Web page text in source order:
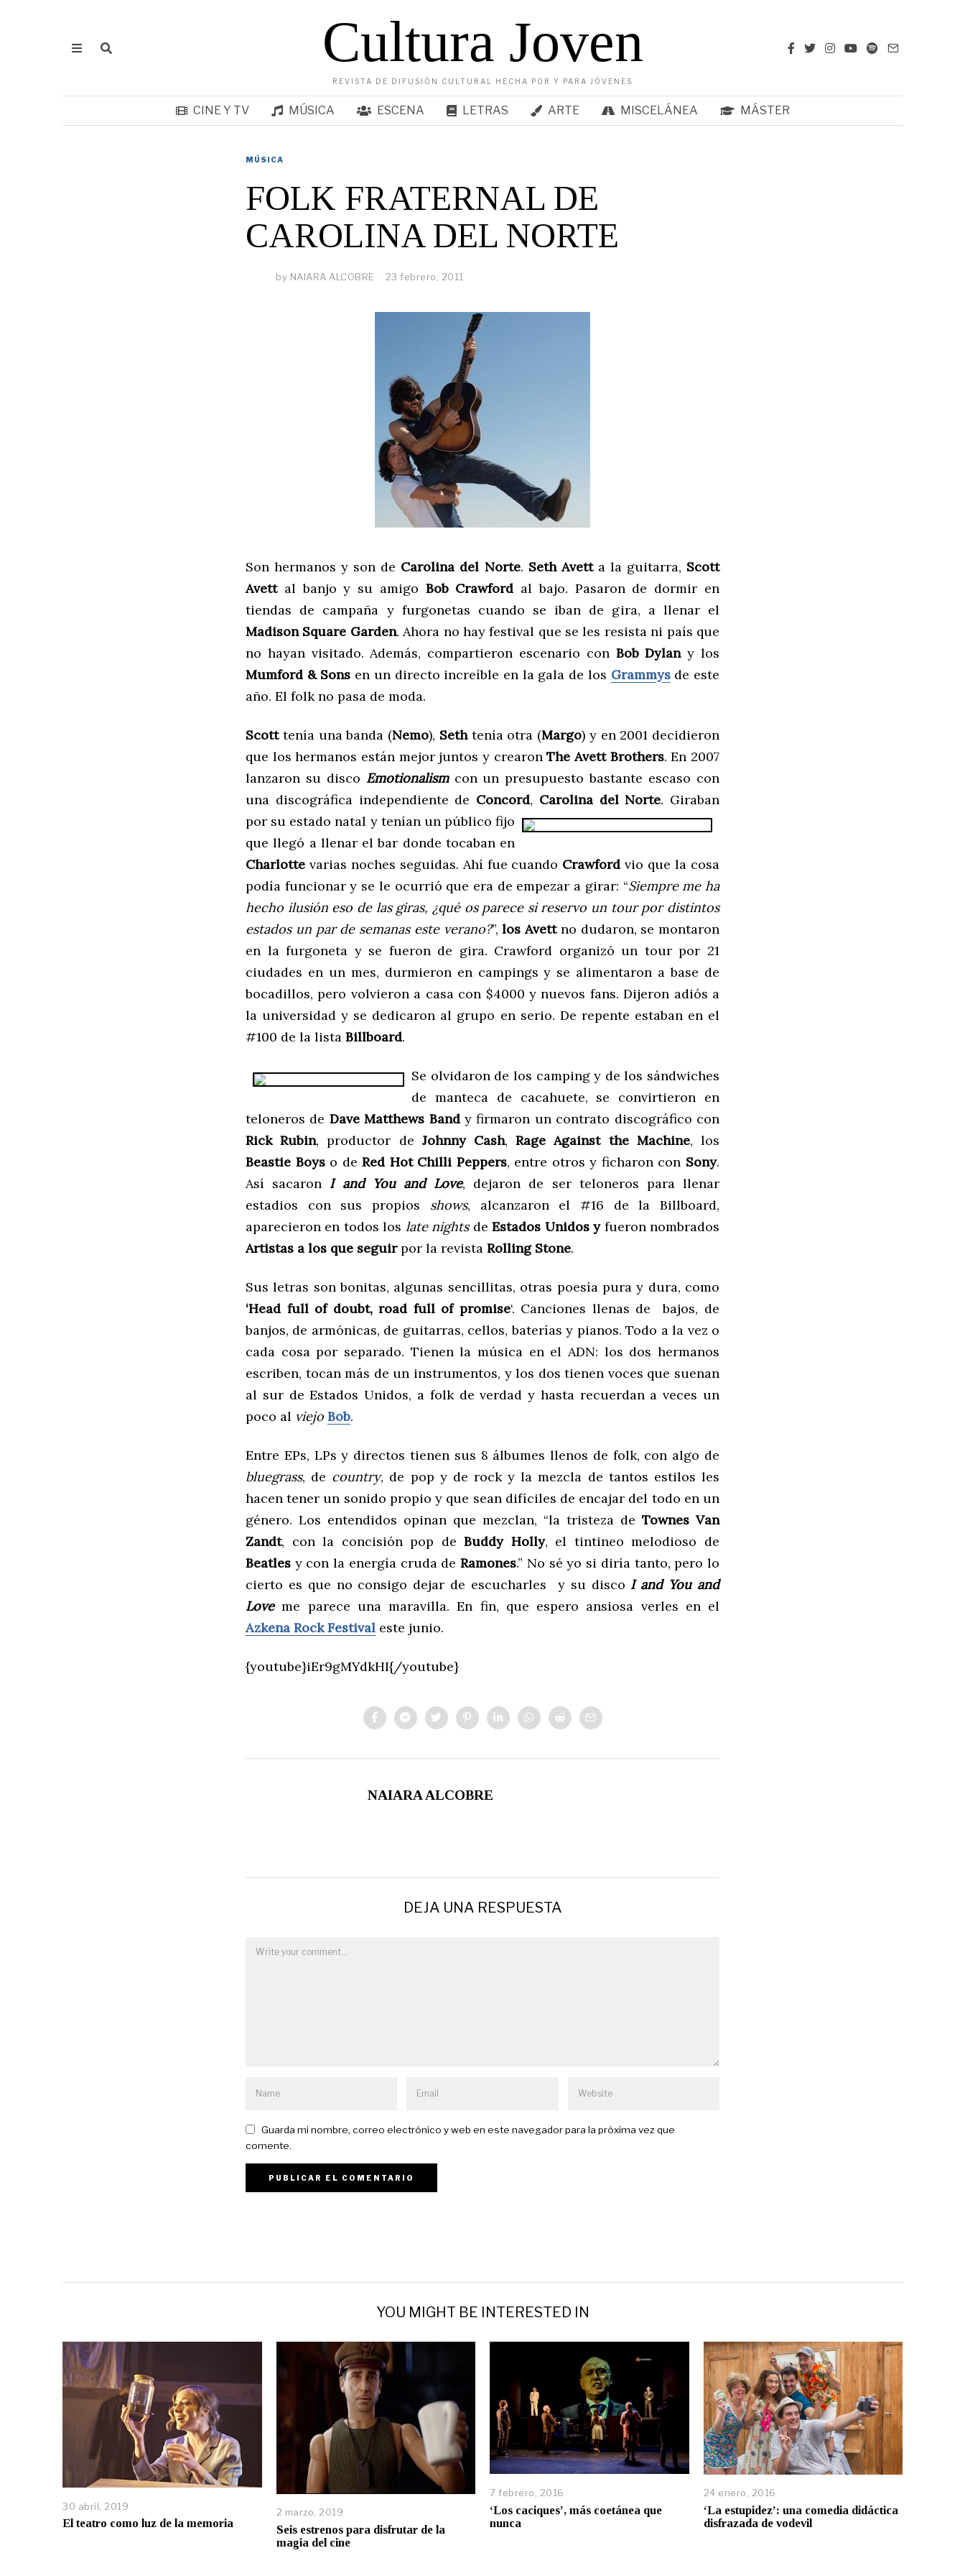
Cultura Joven
REVISTA DE DIFUSIÓN CULTURAL HECHA POR Y PARA JÓVENES
CINE Y TV MÚSICA ESCENA LETRAS ARTE MISCELÁNEA MÁSTER
MÚSICA
FOLK FRATERNAL DE
CAROLINA DEL NORTE
by NAIARA ALCOBRE 23 febrero, 2011
Son hermanos y son de Carolina del Norte. Seth Avetta la guitarra, Scott
Avett al banjo y su amigo Bob Crawford al bajo. Pasaron de dormir en
tiendas de campaña y furgonetas cuando se iban de gira, a llenar el
Madison Square Garden. Ahora no hay festival que se les resista ni país que
no hayan visitado. Además, compartieron escenario con Bob Dylany los
Mumford & Sons en un directo increíble en la gala de los Grammysde este
año. El folk no pasa de moda.
Scotttenía una banda (Nemo), Sethtenía otra (Margo) y en 2001 decidieron
que los hermanos están mejor juntos y crearonThe Avett Brothers. En 2007
lanzaron su disco Emotionalismcon un presupuesto bastante escaso con
una discográfica independiente de Concord, Carolina del Norte. Giraban
por su estado natal y tenían un público fijo
que llegó a llenar el bar donde tocaban en
Charlotte varias noches seguidas. Ahí fue cuando Crawford vio que la cosa
podía funcionar y se le ocurrió que era de empezar a girar: “Siempre me ha
hecho ilusión eso de las giras, ¿qué os parece si reservo un tour por distintos
estados un par de semanas este verano?”, los Avettno dudaron, se montaron
en la furgoneta y se fueron de gira. Crawford organizó un tour por 21
ciudades en un mes, durmieron en campings y se alimentaron a base de
bocadillos, pero volvieron a casa con $4000 y nuevos fans. Dijeron adiós a
la universidad y se dedicaron al grupo en serio. De repente estaban en el
#100 de la lista Billboard.
Se olvidaron de los camping y de los sándwiches
de manteca de cacahuete, se convirtieron en
teloneros de Dave Matthews Bandy firmaron un contrato discográfico con
Rick Rubin, productor de Johnny Cash,Rage Against the Machine, los
Beastie Boyso deRed Hot Chilli Peppers, entre otros y ficharon con Sony.
Así sacaron I and You and Love, dejaron de ser teloneros para llenar
estadios con sus propios shows, alcanzaron el #16 de la Billboard,
aparecieron en todos los late nightsdeEstados Unidos yfueron nombrados
Artistas a los que seguirpor la revista Rolling Stone.
Sus letras son bonitas, algunas sencillitas, otras poesía pura y dura, como
‘Head full of doubt, road full of promise‘. Canciones llenas de bajos, de
banjos, de armónicas, de guitarras, cellos, baterías y pianos. Todo a la vez o
cada cosa por separado. Tienen la música en el ADN: los dos hermanos
escriben, tocan más de un instrumentos, y los dos tienen voces que suenan
al sur de Estados Unidos, a folk de verdad y hasta recuerdan a veces un
poco al viejo Bob.
Entre EPs, LPs y directos tienen sus 8 álbumes llenos de folk, con algo de
bluegrass, de country, de pop y de rock y la mezcla de tantos estilos les
hacen tener un sonido propio y que sean difíciles de encajar del todo en un
género. Los entendidos opinan que mezclan, “la tristeza de Townes Van
Zandt, con la concisión pop deBuddy Holly, el tintineo melodioso de
Beatles y con la energía cruda deRamones.” No sé yo si diría tanto, pero lo
cierto es que no consigo dejar de escucharles y su disco I and You and
Loveme parece una maravilla. En fin, que espero ansiosa verles en el
Azkena Rock Festival este junio.
{youtube}iEr9gMYdkHI{/youtube}
NAIARA ALCOBRE
DEJA UNA RESPUESTA
Guarda mi nombre, correo electrónico y web en este navegador para la próxima vez que
comente.
YOU MIGHT BE INTERESTED IN
30 abril, 2019
El teatro como luz de la memoria
2 marzo, 2019
Seis estrenos para disfrutar de la
magia del cine
7 febrero, 2016
‘Los caciques’, más coetánea que
nunca
24 enero, 2016
‘La estupidez’: una comedia didáctica
disfrazada de vodevil